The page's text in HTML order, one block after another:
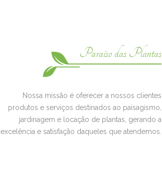
Paraíso das Plantas
Nossa missão é oferecer a nossos clientes
produtos e serviços destinados ao paisagismo,
jardinagem e locação de plantas, gerando a
excelência e satisfação daqueles que atendemos.